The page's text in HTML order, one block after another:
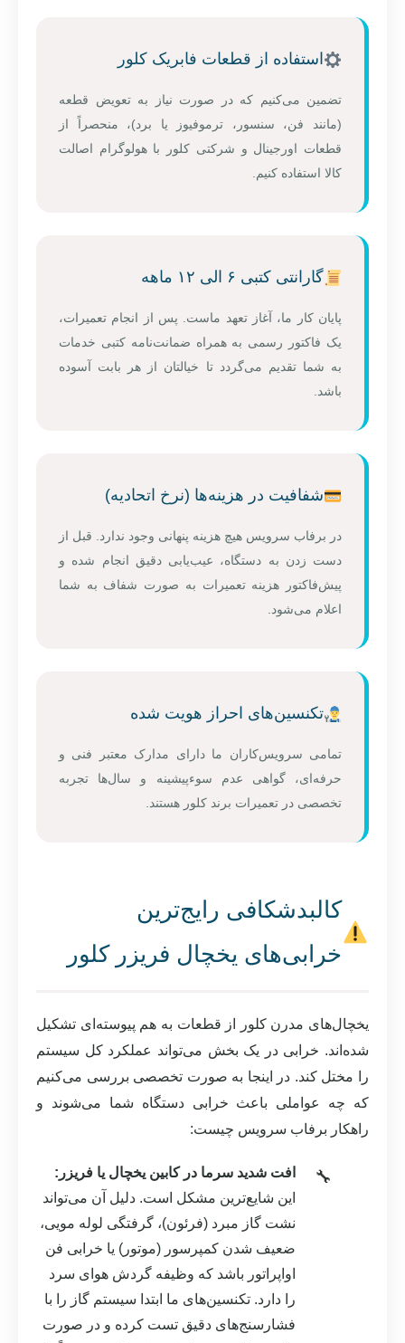
استفاده از قطعات فابریک کلور
تضمین می‌کنیم که در صورت نیاز به تعویض قطعه
(مانند فن، سنسور، ترموفیوز یا برد)، منحصراً از
قطعات اورجینال و شرکتی کلور با هولوگرام اصالت
کالا استفاده کنیم.
گارانتی کتبی ۶ الی ۱۲ ماهه
پایان کار ما، آغاز تعهد ماست. پس از انجام تعمیرات،
یک فاکتور رسمی به همراه ضمانت‌نامه کتبی خدمات
به شما تقدیم می‌گردد تا خیالتان از هر بابت آسوده
باشد.
شفافیت در هزینه‌ها (نرخ اتحادیه)
در برفاب سرویس هیچ هزینه پنهانی وجود ندارد. قبل از
دست زدن به دستگاه، عیب‌یابی دقیق انجام شده و
پیش‌فاکتور هزینه تعمیرات به صورت شفاف به شما
اعلام می‌شود.
تکنسین‌های احراز هویت شده
تمامی سرویس‌کاران ما دارای مدارک معتبر فنی و
حرفه‌ای، گواهی عدم سوءپیشینه و سال‌ها تجربه
تخصصی در تعمیرات برند کلور هستند.
کالبدشکافی رایج‌ترین
خرابی‌های یخچال فریزر کلور
یخچال‌های مدرن کلور از قطعات به هم پیوسته‌ای تشکیل
شده‌اند. خرابی در یک بخش می‌تواند عملکرد کل سیستم
را مختل کند. در اینجا به صورت تخصصی بررسی می‌کنیم
که چه عواملی باعث خرابی دستگاه شما می‌شوند و
راهکار برفاب سرویس چیست:
افت شدید سرما در کابین یخچال یا فریزر:
این شایع‌ترین مشکل است. دلیل آن می‌تواند
نشت گاز مبرد (فرئون)، گرفتگی لوله مویی،
ضعیف شدن کمپرسور (موتور) یا خرابی فن
اواپراتور باشد که وظیفه گردش هوای سرد
را دارد. تکنسین‌های ما ابتدا سیستم گاز را با
فشارسنج‌های دقیق تست کرده و در صورت